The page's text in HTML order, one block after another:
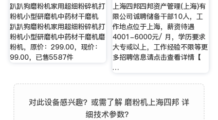
趴趴狗磨粉机家用超细粉碎机打
粉机小型研磨机中药材干磨机
趴趴狗磨粉机家用超细粉碎机打
粉机小型研磨机中药材干磨机磨
粉机，原价：299.00，现价：
99.00，已售5587件
上海四邦四邦资产管理(上海)有
限公司诚聘储备干部10人，工
作地点位于上海，薪资待遇
4001-6000元/ 月，学历要求
大专或以上，工作经验不限等更
多招聘信息请点击查看详情【
…
对此设备感兴趣？或需了解 磨粉机上海四邦 详
细技术参数？